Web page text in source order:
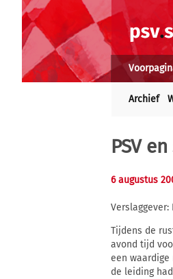
Archief
PSV
6 augustus
Verslaggever:
Tijdens de
avond tijd
een waardige
de leiding